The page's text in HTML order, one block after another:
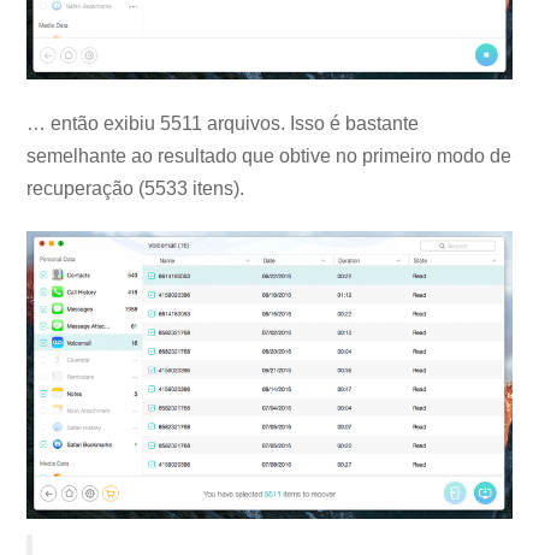
… então exibiu 5511 arquivos. Isso é bastante
semelhante ao resultado que obtive no primeiro modo de
recuperação (5533 itens).